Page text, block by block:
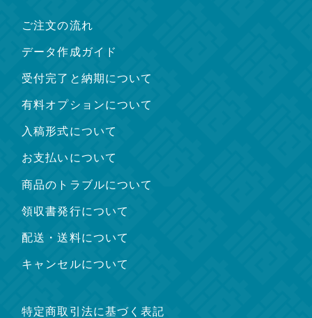
ご注文の流れ
データ作成ガイド
受付完了と納期について
有料オプションについて
入稿形式について
お支払いについて
商品のトラブルについて
領収書発行について
配送・送料について
キャンセルについて
特定商取引法に基づく表記